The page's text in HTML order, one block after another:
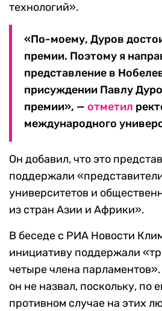
технологий».
«По-моему, Дуров
премии. Поэтому я
представление в
присуждении Павлу
премии», — отметил
международного
Он добавил, что это
поддержали
университетов и
из стран Азии и Африки».
В беседе с РИА Новости
инициативу поддержали
четыре члена
он не назвал, поскольку, по
противном случае на этих